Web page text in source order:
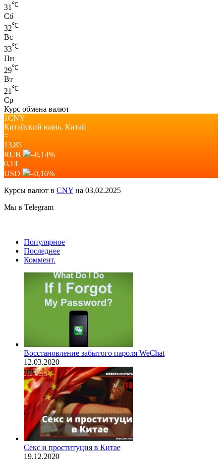
31 ℃
Сб
32℃
Вс
33℃
Пн
29℃
Вт
21℃
Ср
Курс обмена валют
1CNY
Китайский юань. Китай
=
13,85
RUB
–0,14%
0,14
USD
–0,16%
Курсы валют в CNY на 03.02.2025
Мы в Telegram
Популярное
Последнее
Коммент.
Восстановление забытого пароля WeChat
12.03.2020
Секс и проституция в Китае
19.12.2020